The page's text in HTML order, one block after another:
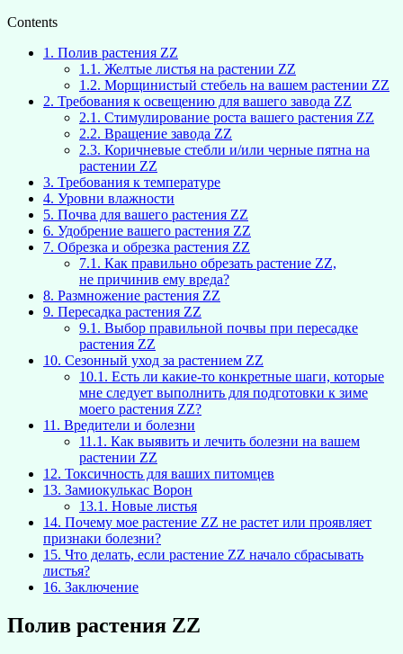
Contents
1. Полив растения ZZ
1.1. Желтые листья на растении ZZ
1.2. Морщинистый стебель на вашем растении ZZ
2. Требования к освещению для вашего завода ZZ
2.1. Стимулирование роста вашего растения ZZ
2.2. Вращение завода ZZ
2.3. Коричневые стебли и/или черные пятна на
растении ZZ
3. Требования к температуре
4. Уровни влажности
5. Почва для вашего растения ZZ
6. Удобрение вашего растения ZZ
7. Обрезка и обрезка растения ZZ
7.1. Как правильно обрезать растение ZZ,
не причинив ему вреда?
8. Размножение растения ZZ
9. Пересадка растения ZZ
9.1. Выбор правильной почвы при пересадке
растения ZZ
10. Сезонный уход за растением ZZ
10.1. Есть ли какие-то конкретные шаги, которые
мне следует выполнить для подготовки к зиме
моего растения ZZ?
11. Вредители и болезни
11.1. Как выявить и лечить болезни на вашем
растении ZZ
12. Токсичность для ваших питомцев
13. Замиокулькас Ворон
13.1. Новые листья
14. Почему мое растение ZZ не растет или проявляет
признаки болезни?
15. Что делать, если растение ZZ начало сбрасывать
листья?
16. Заключение
Полив растения ZZ